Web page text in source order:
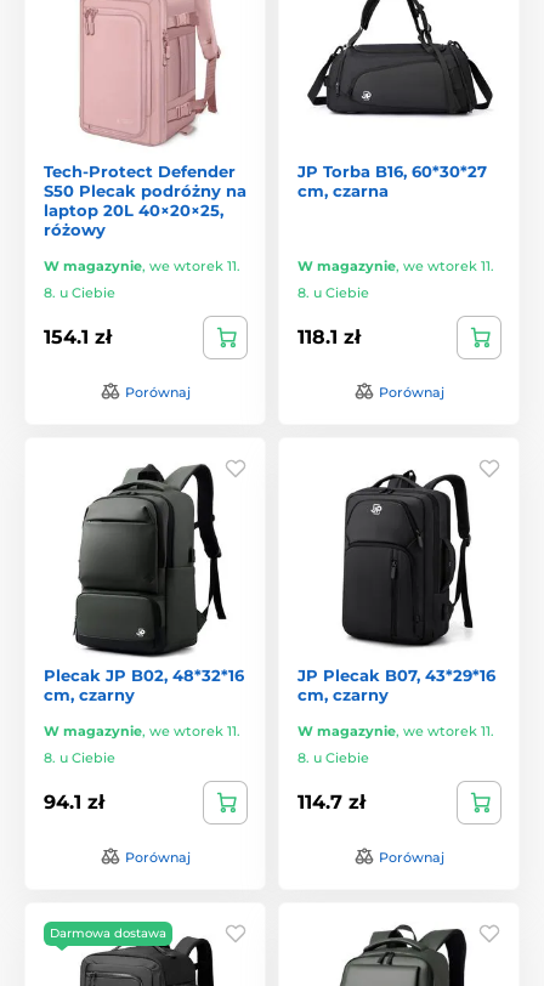
Tech-Protect Defender
S50 Plecak podróżny na
laptop 20L 40×20×25,
różowy
W magazynie, we wtorek 11.
8. u Ciebie
154.1 zł
Porównaj
JP Torba B16, 60*30*27
cm, czarna
W magazynie, we wtorek 11.
8. u Ciebie
118.1 zł
Porównaj
Plecak JP B02, 48*32*16
cm, czarny
W magazynie, we wtorek 11.
8. u Ciebie
94.1 zł
Porównaj
JP Plecak B07, 43*29*16
cm, czarny
W magazynie, we wtorek 11.
8. u Ciebie
114.7 zł
Porównaj
Darmowa dostawa